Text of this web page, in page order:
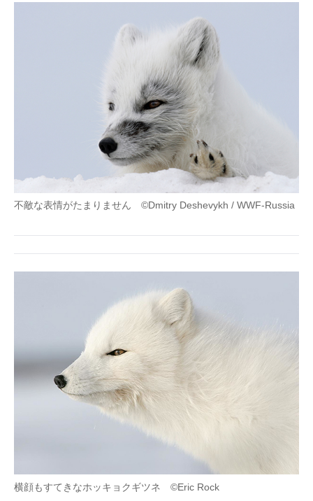
不敵な表情がたまりません ©Dmitry Deshevykh / WWF-Russia
横顔もすてきなホッキョクギツネ ©Eric Rock